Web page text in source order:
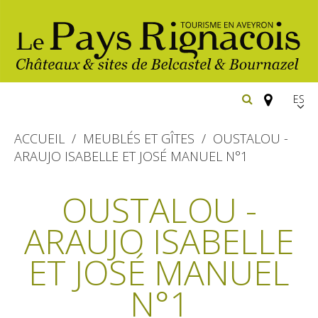
imprescindibles
Belcastel: pueblo y castillo
Bournazel: pueblo y castillo
Los parajes
Senderismo
Cicloturismo
Equitación
Hoteles y centros
de vacaciones
ACCUEIL MEUBLÉS ET GÎTES
OUSTALOU -
ARAUJO ISABELLE ET JOSÉ MANUEL N°1
OUSTALOU -
ARAUJO ISABELLE
ET JOSÉ MANUEL
N°1